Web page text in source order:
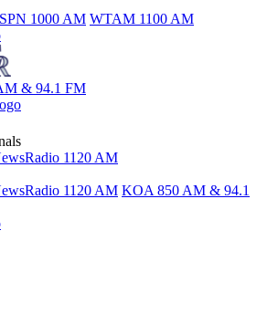
1000 AM WTAM 1100 AM
& 94.1 FM
1120 AM
1120 AM KOA 850 AM & 94.1